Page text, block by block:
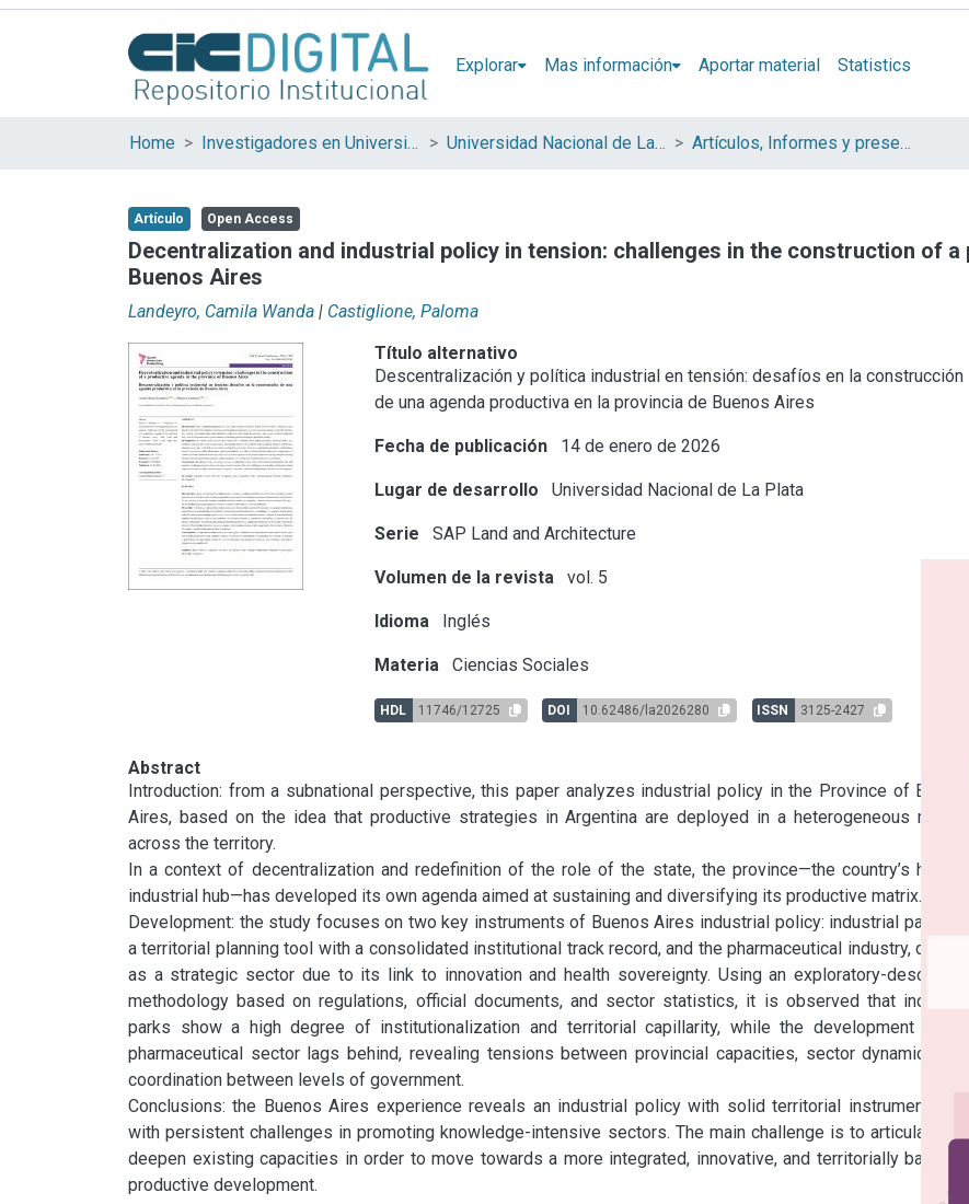
Explorar Mas información Aportar material Statistics
Home Investigadores en Universidades Nacionales de la provincia de Buenos Aires Universidad Nacional de La Plata (UNLP) Artículos, Informes y presentaciones en Congresos (UNLP)
Artículo Open Access
Decentralization and industrial policy in tension: challenges in the construction of
Buenos Aires
Landeyro, Camila Wanda | Castiglione, Paloma
Título alternativo
Descentralización y política industrial en tensión: desafíos en la construcción
de una agenda productiva en la provincia de Buenos Aires
Fecha de publicación 14 de enero de 2026
Lugar de desarrollo Universidad Nacional de La Plata
Serie SAP Land and Architecture
Volumen de la revista vol. 5
Idioma Inglés
Materia Ciencias Sociales
HDL 11746/12725 DOI 10.62486/la2026280 ISSN 3125-2427
Abstract
Introduction: from a subnational perspective, this paper analyzes industrial policy in the Province of Buenos
Aires, based on the idea that productive strategies in Argentina are deployed in a heterogeneous manner
across the territory.
In a context of decentralization and redefinition of the role of the state, the province—the country’s historic
industrial hub—has developed its own agenda aimed at sustaining and diversifying its productive matrix.
Development: the study focuses on two key instruments of Buenos Aires industrial policy: industrial parks, as
a territorial planning tool with a consolidated institutional track record, and the pharmaceutical industry, defined
as a strategic sector due to its link to innovation and health sovereignty. Using an exploratory-descriptive
methodology based on regulations, official documents, and sector statistics, it is observed that industrial
parks show a high degree of institutionalization and territorial capillarity, while the development of the
pharmaceutical sector lags behind, revealing tensions between provincial capacities, sector dynamics, and
coordination between levels of government.
Conclusions: the Buenos Aires experience reveals an industrial policy with solid territorial instruments, but
with persistent challenges in promoting knowledge-intensive sectors. The main challenge is to articulate and
deepen existing capacities in order to move towards a more integrated, innovative, and territorially balanced
productive development.